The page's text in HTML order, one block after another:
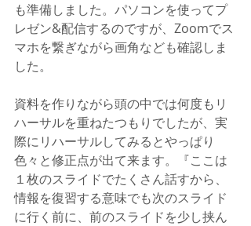
も準備しました。パソコンを使ってプ
レゼン&配信するのですが、Zoomでス
マホを繋ぎながら画角なども確認しま
した。
資料を作りながら頭の中では何度もリ
ハーサルを重ねたつもりでしたが、実
際にリハーサルしてみるとやっぱり
色々と修正点が出て来ます。『ここは
１枚のスライドでたくさん話すから、
情報を復習する意味でも次のスライド
に行く前に、前のスライドを少し挟ん